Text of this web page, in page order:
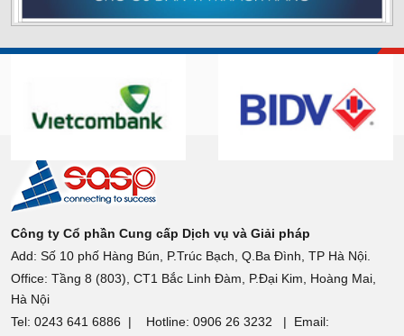
Công ty Cổ phần Cung cấp Dịch vụ và Giải pháp
Add: Số 10 phố Hàng Bún, P.Trúc Bạch, Q.Ba Đình, TP Hà Nội.
Office: Tầng 8 (803), CT1 Bắc Linh Đàm, P.Đại Kim, Hoàng Mai,
Hà Nội
Tel: 0243 641 6886 | Hotline: 0906 26 3232 | Email: